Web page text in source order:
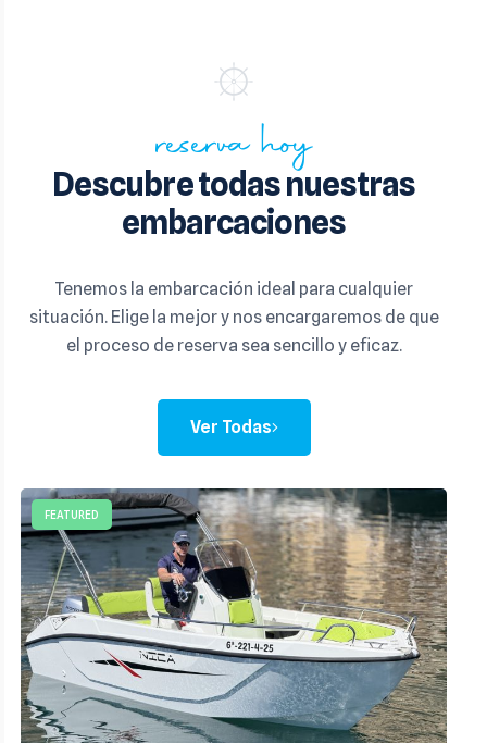
reserva hoy
Descubre todas nuestras
embarcaciones
Tenemos la embarcación ideal para cualquier
situación. Elige la mejor y nos encargaremos de que
el proceso de reserva sea sencillo y eficaz.
Ver Todas
FEATURED